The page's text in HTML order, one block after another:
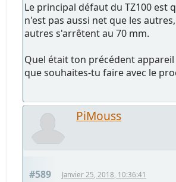
Le principal défaut du TZ100 est
n'est pas aussi net que les
autres s'arrêtent au 70 mm.
Quel était ton précédent
que souhaites-tu faire avec le
PiMouss
#589 Janvier 25, 2018, 10:36:41